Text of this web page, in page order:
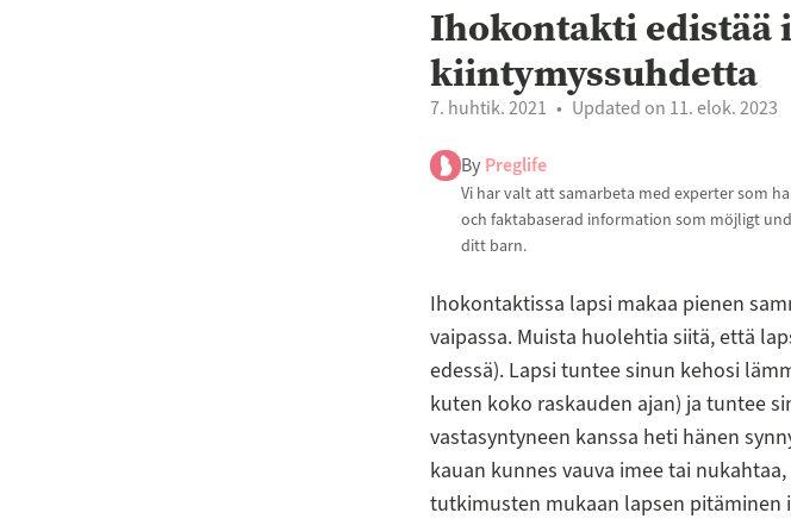
Ihokontakti edistää
kiintymyssuhdetta
7. huhtik. 2021 Updated on 11. elok. 2023
By Preglife
Vi har valt att samarbeta med experter som
och faktabaserad information som möjligt
ditt barn.
Ihokontaktissa lapsi makaa pienen
vaipassa. Muista huolehtia siitä, että
edessä). Lapsi tuntee sinun kehosi
kuten koko raskauden ajan) ja tuntee
vastasyntyneen kanssa heti hänen
kauan kunnes vauva imee tai
tutkimusten mukaan lapsen pitäminen